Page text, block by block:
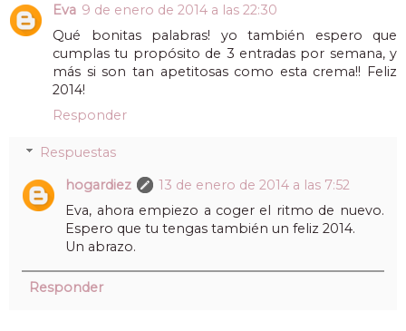
Eva 9 de enero de 2014 a las 22:30
Qué bonitas palabras! yo también espero que
cumplas tu propósito de 3 entradas por semana, y
más si son tan apetitosas como esta crema!! Feliz
2014!
Responder
Respuestas
hogardiez
13 de enero de 2014 a las 7:52
Eva, ahora empiezo a coger el ritmo de nuevo.
Espero que tu tengas también un feliz 2014.
Un abrazo.
Responder